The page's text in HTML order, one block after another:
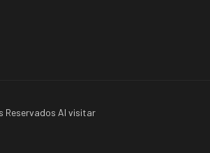
Reservados Al visitar